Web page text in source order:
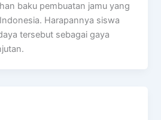
baku pembuatan jamu yang
Harapannya siswa
tersebut sebagai gaya